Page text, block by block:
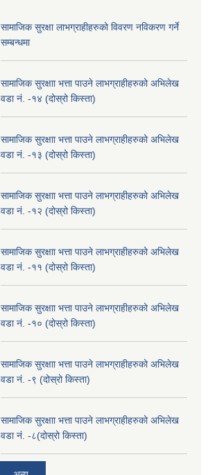
सामाजिक सुरक्षा लाभग्राहीहरुको विवरण नविकरण गर्ने
सम्बन्धमा
सामाजिक सुरक्षाा भत्ता पाउने लाभग्राहीहरुको अभिलेख
वडा नं. -१४ (दोस्रो किस्ता)
सामाजिक सुरक्षाा भत्ता पाउने लाभग्राहीहरुको अभिलेख
वडा नं. -१३ (दोस्रो किस्ता)
सामाजिक सुरक्षाा भत्ता पाउने लाभग्राहीहरुको अभिलेख
वडा नं. -१२ (दोस्रो किस्ता)
सामाजिक सुरक्षाा भत्ता पाउने लाभग्राहीहरुको अभिलेख
वडा नं. -११ (दोस्रो किस्ता)
सामाजिक सुरक्षाा भत्ता पाउने लाभग्राहीहरुको अभिलेख
वडा नं. -१० (दोस्रो किस्ता)
सामाजिक सुरक्षाा भत्ता पाउने लाभग्राहीहरुको अभिलेख
वडा नं. -९ (दोस्रो किस्ता)
सामाजिक सुरक्षाा भत्ता पाउने लाभग्राहीहरुको अभिलेख
वडा नं. -८(दोस्रो किस्ता)